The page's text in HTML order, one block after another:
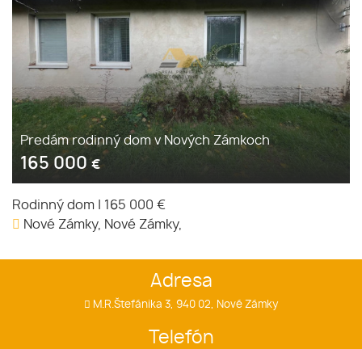
Predám rodinný dom v Nových Zámkoch
165 000 €
Rodinný dom
165 000 €
Nové Zámky, Nové Zámky,
Adresa
M.R.Štefánika 3, 940 02, Nové Zámky
Telefón